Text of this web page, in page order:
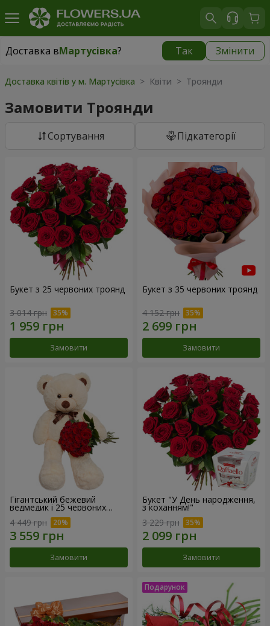
Доставка вМартусівка? Так Змінити
Доставка вМартусівка| безкоштовно
Доставка квітів у м. Мартусівка > Квіти > Троянди
Замовити Троянди
Сортування Підкатегорії
Букет з 25 червоних троянд
3 014 грн
Замовити
Букет з 35 червоних троянд
4 152 грн
Замовити
Гігантський бежевий
ведмедик і 25 червоних
троянд
4 449 грн
Замовити
Букет "У День народження,
з коханням!"
3 229 грн
Замовити